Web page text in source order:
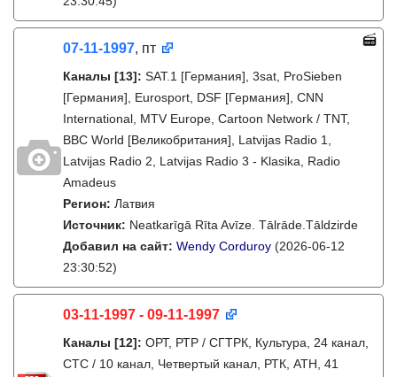
07-11-1997, пт
Каналы [13]: SAT.1 [Германия], 3sat, ProSieben
[Германия], Eurosport, DSF [Германия], CNN
International, MTV Europe, Cartoon Network / TNT,
BBC World [Великобритания], Latvijas Radio 1,
Latvijas Radio 2, Latvijas Radio 3 - Klasika, Radio
Amadeus
Регион: Латвия
Источник: Neatkarīgā Rīta Avīze. Tālrāde.Tāldzirde
Добавил на сайт: Wendy Corduroy (2026-06-12
23:30:52)
03-11-1997 - 09-11-1997
Каналы [12]: ОРТ, РТР / СГТРК, Культура, 24 канал,
СТС / 10 канал, Четвертый канал, РТК, АТН, 41